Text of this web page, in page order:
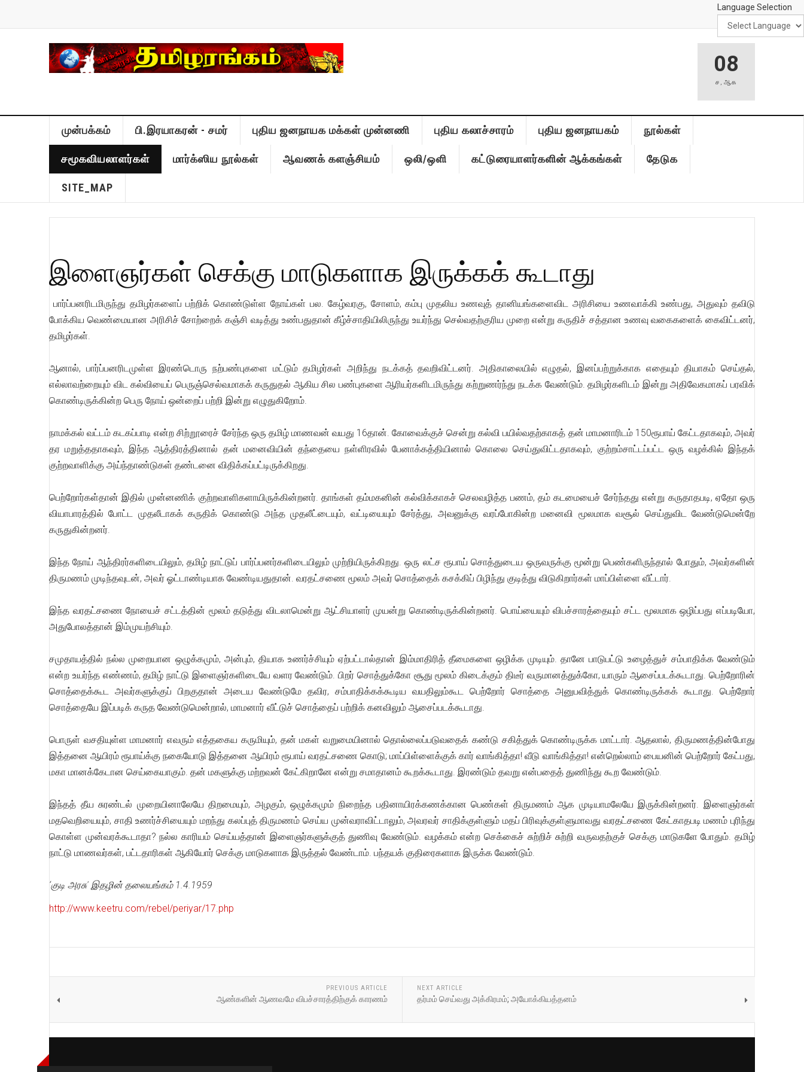
Language Selection
08
ச , ஆக
முன்பக்கம் பி.இரயாகரன் - சமர் புதிய ஜனநாயக மக்கள் முன்னணி புதிய கலாச்சாரம் புதிய ஜனநாயகம் நூல்கள்
சமூகவியலாளர்கள் மார்க்ஸிய நூல்கள் ஆவணக் களஞ்சியம் ஒலி/ஒளி கட்டுரையாளர்களின் ஆக்கங்கள் தேடுக
SITE_MAP
இளைஞர்கள் செக்கு மாடுகளாக இருக்கக் கூடாது
பார்ப்பனரிடமிருந்து தமிழர்களைப் பற்றிக் கொண்டுள்ள நோய்கள் பல. கேழ்வரகு, சோளம், கம்பு முதலிய உணவுத் தானியங்களைவிட அரிசியை உணவாக்கி உண்பது, அதுவும் தவிடு
போக்கிய வெண்மையான அரிசிச் சோற்றைக் கஞ்சி வடித்து உண்பதுதான் கீழ்ச்சாதியிலிருந்து உயர்ந்து செல்வதற்குரிய முறை என்று கருதிச் சத்தான உணவு வகைகளைக் கைவிட்டனர்,
தமிழர்கள்.
ஆனால், பார்ப்பனரிடமுள்ள இரண்டொரு நற்பண்புகளை மட்டும் தமிழர்கள் அறிந்து நடக்கத் தவறிவிட்டனர். அதிகாலையில் எழுதல், இனப்பற்றுக்காக எதையும் தியாகம் செய்தல்,
எல்லாவற்றையும் விட கல்வியைப் பெருஞ்செல்வமாகக் கருதுதல் ஆகிய சில பண்புகளை ஆரியர்களிடமிருந்து கற்றுணர்ந்து நடக்க வேண்டும். தமிழர்களிடம் இன்று அதிவேகமாகப் பரவிக்
கொண்டிருக்கின்ற பெரு நோய் ஒன்றைப் பற்றி இன்று எழுதுகிறோம்.
நாமக்கல் வட்டம் கடகப்பாடி என்ற சிற்றூரைச் சேர்ந்த ஒரு தமிழ் மாணவன் வயது 16தான். கோவைக்குச் சென்று கல்வி பயில்வதற்காகத் தன் மாமனாரிடம் 150ரூபாய் கேட்டதாகவும், அவர்
தர மறுத்ததாகவும், இந்த ஆத்திரத்தினால் தன் மனைவியின் தந்தையை நள்ளிரவில் பேனாக்கத்தியினால் கொலை செய்துவிட்டதாகவும், குற்றம்சாட்டப்பட்ட ஒரு வழக்கில் இந்தக்
குற்றவாளிக்கு அய்ந்தாண்டுகள் தண்டனை விதிக்கப்பட்டிருக்கிறது.
பெற்றோர்கள்தான் இதில் முன்னணிக் குற்றவாளிகளாயிருக்கின்றனர். தாங்கள் தம்மகனின் கல்விக்காகச் செலவழித்த பணம், தம் கடமையைச் சேர்ந்தது என்று கருதாதபடி, ஏதோ ஒரு
வியாபாரத்தில் போட்ட முதலீடாகக் கருதிக் கொண்டு அந்த முதலீட்டையும், வட்டியையும் சேர்த்து, அவனுக்கு வரப்போகின்ற மனைவி மூலமாக வசூல் செய்துவிட வேண்டுமென்றே
கருதுகின்றனர்.
இந்த நோய் ஆந்திரர்களிடையிலும், தமிழ் நாட்டுப் பார்ப்பனர்களிடையிலும் முற்றியிருக்கிறது. ஒரு லட்ச ரூபாய் சொத்துடைய ஒருவருக்கு மூன்று பெண்களிருந்தால் போதும், அவர்களின்
திருமணம் முடிந்தவுடன், அவர் ஓட்டாண்டியாக வேண்டியதுதான். வரதட்சணை மூலம் அவர் சொத்தைக் கசக்கிப் பிழிந்து குடித்து விடுகிறார்கள் மாப்பிள்ளை வீட்டார்.
இந்த வரதட்சணை நோயைச் சட்டத்தின் மூலம் தடுத்து விடலாமென்று ஆட்சியாளர் முயன்று கொண்டிருக்கின்றனர். பொய்யையும் விபச்சாரத்தையும் சட்ட மூலமாக ஒழிப்பது எப்படியோ,
அதுபோலத்தான் இம்முயற்சியும்.
சமுதாயத்தில் நல்ல முறையான ஒழுக்கமும், அன்பும், தியாக உணர்ச்சியும் ஏற்பட்டால்தான் இம்மாதிரித் தீமைகளை ஒழிக்க முடியும். தானே பாடுபட்டு உழைத்துச் சம்பாதிக்க வேண்டும்
என்ற உயர்ந்த எண்ணம், தமிழ் நாட்டு இளைஞர்களிடையே வளர வேண்டும். பிறர் சொத்துக்கோ சூது மூலம் கிடைக்கும் திடீர் வருமானத்துக்கோ, யாரும் ஆசைப்படக்கூடாது. பெற்றோரின்
சொத்தைக்கூட அவர்களுக்குப் பிறகுதான் அடைய வேண்டுமே தவிர, சம்பாதிக்கக்கூடிய வயதிலும்கூட பெற்றோர் சொத்தை அனுபவித்துக் கொண்டிருக்கக் கூடாது. பெற்றோர்
சொத்தையே இப்படிக் கருத வேண்டுமென்றால், மாமனார் வீட்டுச் சொத்தைப் பற்றிக் கனவிலும் ஆசைப்படக்கூடாது.
பொருள் வசதியுள்ள மாமனார் எவரும் எத்தகைய கருமியும், தன் மகள் வறுமையினால் தொல்லைப்படுவதைக் கண்டு சகித்துக் கொண்டிருக்க மாட்டார். ஆதலால், திருமணத்தின்போது
இத்தனை ஆயிரம் ரூபாய்க்கு நகையோடு இத்தனை ஆயிரம் ரூபாய் வரதட்சணை கொடு; மாப்பிள்ளைக்குக் கார் வாங்கித்தா! வீடு வாங்கித்தா! என்றெல்லாம் பையனின் பெற்றோர் கேட்பது,
மகா மானக்கேடான செய்கையாகும். தன் மகளுக்கு மற்றவன் கேட்கிறானே என்று சமாதானம் கூறக்கூடாது. இரண்டும் தவறு என்பதைத் துணிந்து கூற வேண்டும்.
இந்தத் தீய சுரண்டல் முறையினாலேயே திறமையும், அழகும், ஒழுக்கமும் நிறைந்த பதினாயிரக்கணக்கான பெண்கள் திருமணம் ஆக முடியாமலேயே இருக்கின்றனர். இளைஞர்கள்
மதவெறியையும், சாதி உணர்ச்சியையும் மறந்து கலப்புத் திருமணம் செய்ய முன்வராவிட்டாலும், அவரவர் சாதிக்குள்ளும் மதப் பிரிவுக்குள்ளுமாவது வரதட்சணை கேட்காதபடி மணம் புரிந்து
கொள்ள முன்வரக்கூடாதா? நல்ல காரியம் செய்யத்தான் இளைஞர்களுக்குத் துணிவு வேண்டும். வழக்கம் என்ற செக்கைச் சுற்றிச் சுற்றி வருவதற்குச் செக்கு மாடுகளே போதும். தமிழ்
நாட்டு மாணவர்கள், பட்டதாரிகள் ஆகியோர் செக்கு மாடுகளாக இருத்தல் வேண்டாம். பந்தயக் குதிரைகளாக இருக்க வேண்டும்.
‘குடி அரசு' இதழின் தலையங்கம் 1.4.1959
http://www.keetru.com/rebel/periyar/17.php
PREVIOUS ARTICLE
ஆண்களின் ஆணவமே விபச்சாரத்திற்குக் காரணம்
NEXT ARTICLE
தர்மம் செய்வது அக்கிரமம்; அயோக்கியத்தனம்